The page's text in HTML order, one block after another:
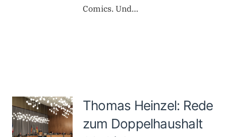
Comics. Und…
Thomas Heinzel: Rede
zum Doppelhaushalt